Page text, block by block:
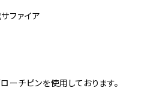
ファイア
チピンを使用しております。